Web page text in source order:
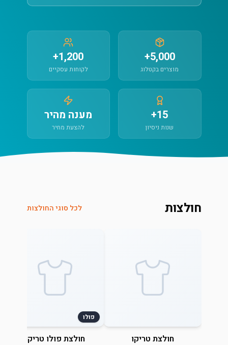
5,000+
מוצרים בקטלוג
1,200+
לקוחות עסקיים
15+
שנות ניסיון
מענה מהיר
להצעת מחיר
חולצות לכל סוגי החולצות
חולצת טריקו
פולו
חולצת פולו טריקו